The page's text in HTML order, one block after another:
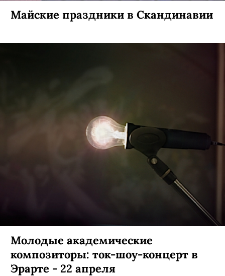
Майские праздники в Скандинавии
Молодые академические
композиторы: ток-шоу-концерт в
Эрарте - 22 апреля